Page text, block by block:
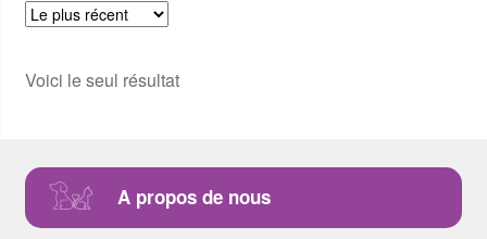
Voici le seul résultat
A propos de nous